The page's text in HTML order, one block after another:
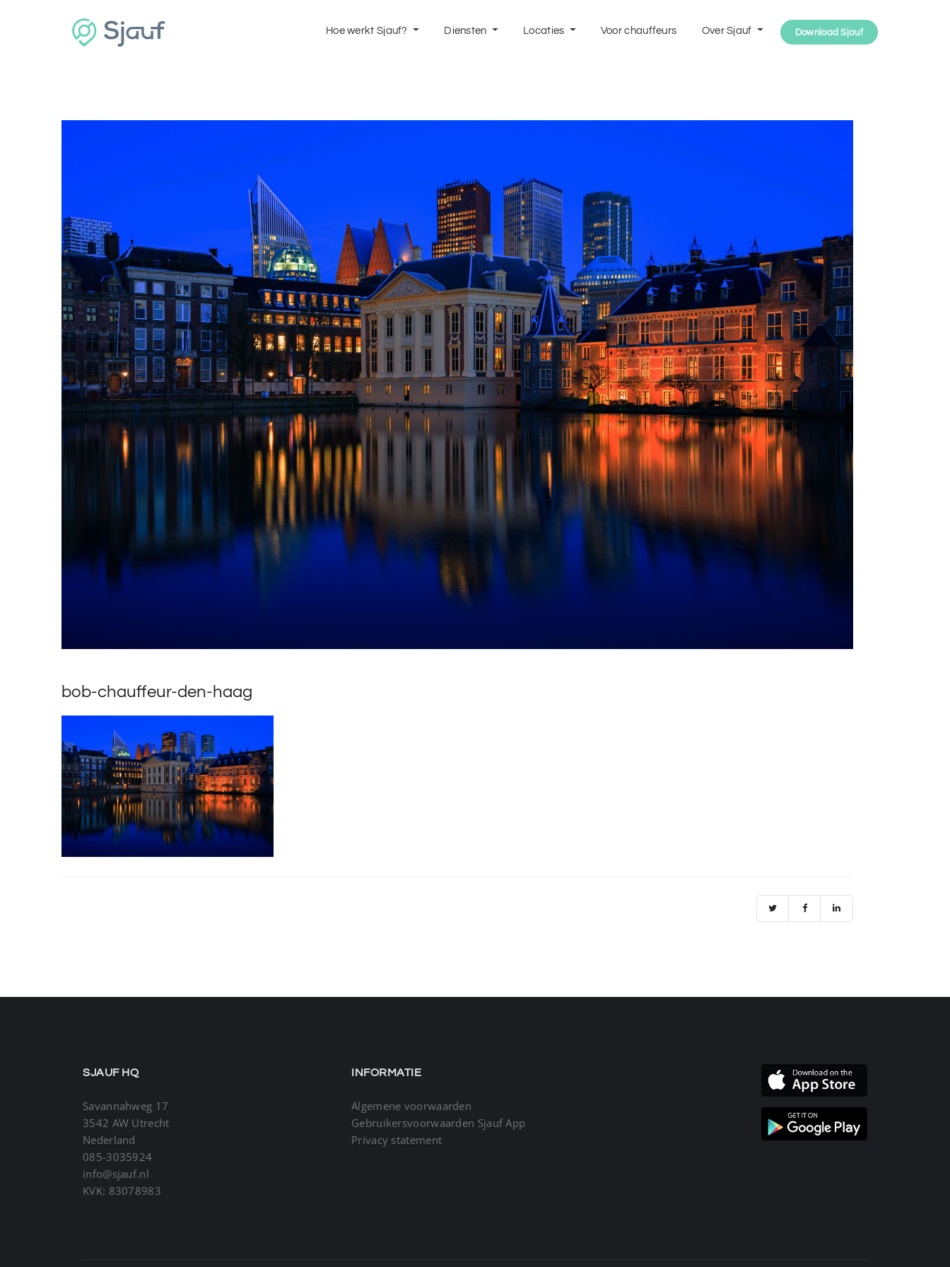
Hoe werkt Sjauf? Diensten Locaties Voor chauffeurs Over Sjauf Download Sjauf
bob-chauffeur-den-haag
SJAUF HQ
Savannahweg 17
3542 AW Utrecht
Nederland
085-3035924
info@sjauf.nl
KVK: 83078983
INFORMATIE
Algemene voorwaarden
Gebruikersvoorwaarden Sjauf App
Privacy statement